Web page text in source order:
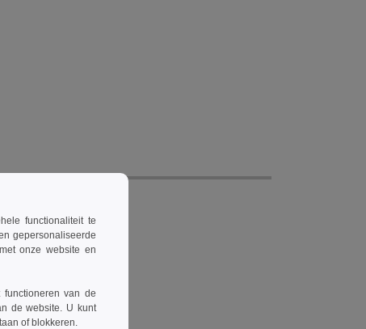
functionaliteit te
gepersonaliseerde
onze website en
van de
de website. U kunt
of blokkeren.